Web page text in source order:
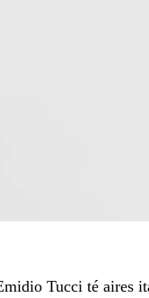
Tucci té aires